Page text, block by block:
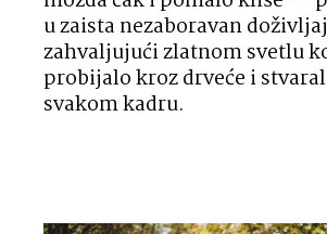
u zaista nezaboravan doživljaj
zahvaljujući zlatnom svetlu
probijalo kroz drveće i
svakom kadru.